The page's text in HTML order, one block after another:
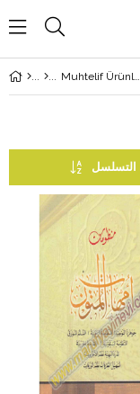
Muhtelif Ürünler
التسلسل